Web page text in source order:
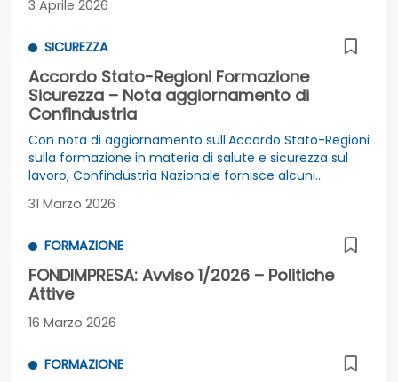
3 Aprile 2026
SICUREZZA
Accordo Stato-Regioni Formazione
Sicurezza – Nota aggiornamento di
Confindustria
Con nota di aggiornamento sull'Accordo Stato-Regioni
sulla formazione in materia di salute e sicurezza sul
lavoro, Confindustria Nazionale fornisce alcuni
scadenze, considerando l’approssimarsi del primo
31 Marzo 2026
FORMAZIONE
FONDIMPRESA: Avviso 1/2026 – Politiche
Attive
16 Marzo 2026
FORMAZIONE